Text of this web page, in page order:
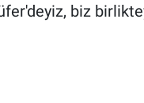
biz